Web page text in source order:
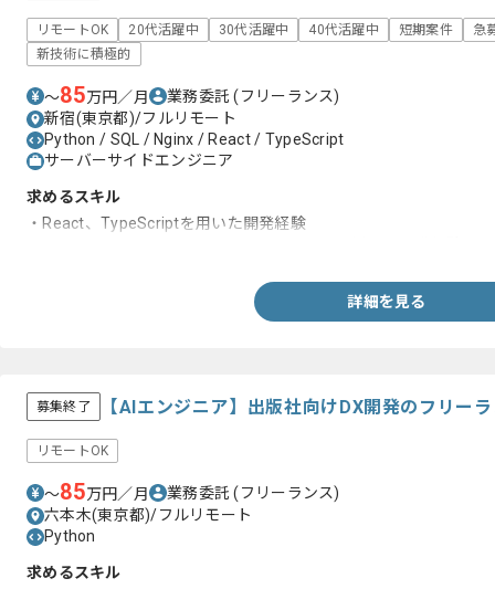
リモートOK 20代活躍中 30代活躍中 40代活躍中 短期案件
急
新技術に積極的
〜85万円／月 業務委託(フリーランス)
新宿(東京都)/フルリモート
Python / SQL / Nginx / React / TypeScript
サーバーサイドエンジニア
求めるスキル
・React、TypeScriptを用いた開発経験
詳細を見る
募集終了 【AIエンジニア】出版社向けDX開発のフリー
リモートOK
〜85万円／月 業務委託(フリーランス)
六本木(東京都)/フルリモート
Python
求めるスキル